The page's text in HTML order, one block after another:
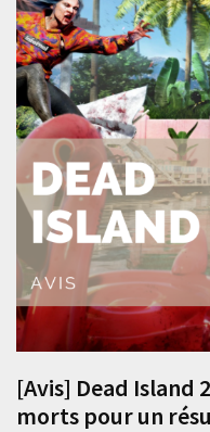
[Avis] Dead Island
morts pour un